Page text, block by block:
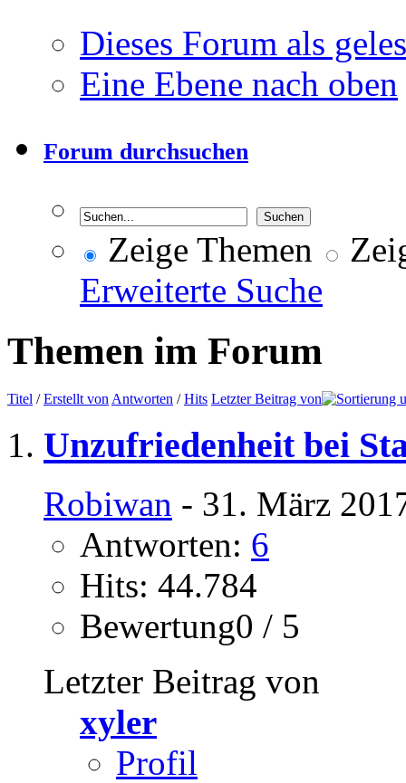
Dieses Forum als
Eine Ebene nach oben
Forum durchsuchen
Zeige Themen
Erweiterte Suche
Themen im Forum
Titel /Erstellt von Antworten /Hits Letzter Beitrag von
Unzufriedenheit bei
Robiwan - 31. März
Antworten: 6
Hits: 44.784
Bewertung0 / 5
Letzter Beitrag von
xyler
Profil